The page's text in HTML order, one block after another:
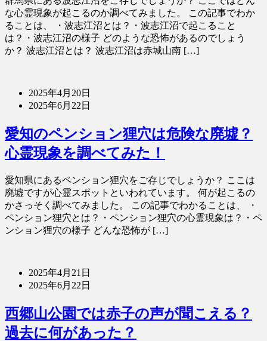
な心霊現象が起こるのか調べてみました。 この記事でわか
ることは、 ・波志江沼とは？・波志江沼で起こること
は？・波志江沼の様子 どのような恐怖があるのでしょう
か？ 波志江沼とは？ 波志江沼は赤城山南 […]
2025年4月20日
2025年6月22日
愛知のペンション狸穴は危険な廃墟？
心霊現象を調べてみた！
愛知県にあるペンション狸穴をご存じでしょうか？ ここは
廃墟ですが心霊スポットといわれています。 何が起こるの
かさっそく調べてみました。 この記事でわかることは、 ・
ペンション狸穴とは？・ペンション狸穴の心霊現象は？・ペ
ンション狸穴の様子 どんな恐怖が […]
2025年4月21日
2025年6月22日
西郷山公園では赤子の声が聞こえる？
過去に何があった？